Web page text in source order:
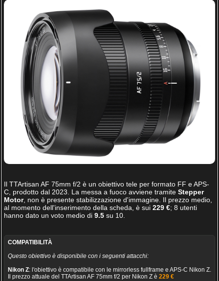
Il TTArtisan AF 75mm f/2 è un obiettivo tele per formato FF e APS-
C, prodotto dal 2023. La messa a fuoco avviene tramite Stepper
Motor, non è presente stabilizzazione d'immagine. Il prezzo medio,
al momento dell'inserimento della scheda, è sui 229 €; 8 utenti
hanno dato un voto medio di 9.5su 10.
COMPATIBILITÀ
Questo obiettivo è disponibile con i seguenti attacchi:
Nikon Z: l'obiettivo è compatibile con le mirrorless fullframe e APS-C Nikon Z.
Il prezzo attuale del TTArtisan AF 75mm f/2 per Nikon Z è 229 €